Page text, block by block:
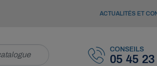
ACTUALITÉS ET
CONSEILS
05 45